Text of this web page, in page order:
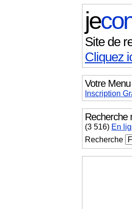
je
Site de
Cliquez
Votre Menu
Inscription
Recherche
(3 516) En
Recherche